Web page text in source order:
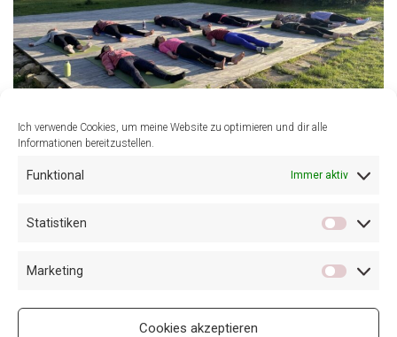
Ich verwende Cookies, um meine Website zu optimieren und dir alle
Informationen bereitzustellen.
Funktional Immer aktiv
Statistiken
Marketing
Cookies akzeptieren
VORHERIGER BEITRAG
Voice Workshop
NÄCHSTER BEITRAG
Südtirol Nov 26